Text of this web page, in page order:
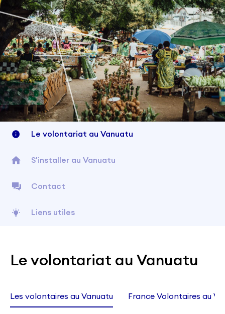
Le volontariat au Vanuatu
S'installer au Vanuatu
Contact
Liens utiles
Le volontariat au Vanuatu
Les volontaires au Vanuatu France Volontaires au